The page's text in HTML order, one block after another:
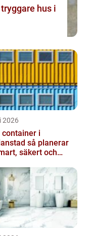
2026
container i
så planerar
säkert och